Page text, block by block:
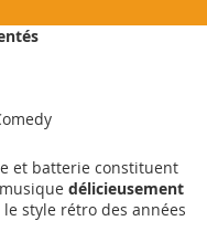
et batterie constituent
délicieusement
style rétro des années